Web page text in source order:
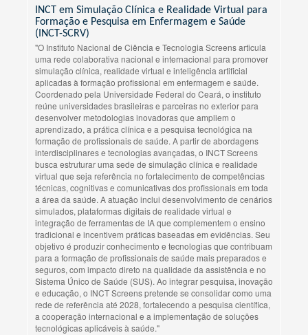
INCT em Simulação Clínica e Realidade Virtual para
Formação e Pesquisa em Enfermagem e Saúde
(INCT-SCRV)
"O Instituto Nacional de Ciência e Tecnologia Screens articula
uma rede colaborativa nacional e internacional para promover
simulação clínica, realidade virtual e inteligência artificial
aplicadas à formação profissional em enfermagem e saúde.
Coordenado pela Universidade Federal do Ceará, o instituto
reúne universidades brasileiras e parceiras no exterior para
desenvolver metodologias inovadoras que ampliem o
aprendizado, a prática clínica e a pesquisa tecnológica na
formação de profissionais de saúde. A partir de abordagens
interdisciplinares e tecnologias avançadas, o INCT Screens
busca estruturar uma sede de simulação clínica e realidade
virtual que seja referência no fortalecimento de competências
técnicas, cognitivas e comunicativas dos profissionais em toda
a área da saúde. A atuação inclui desenvolvimento de cenários
simulados, plataformas digitais de realidade virtual e
integração de ferramentas de IA que complementem o ensino
tradicional e incentivem práticas baseadas em evidências. Seu
objetivo é produzir conhecimento e tecnologias que contribuam
para a formação de profissionais de saúde mais preparados e
seguros, com impacto direto na qualidade da assistência e no
Sistema Único de Saúde (SUS). Ao integrar pesquisa, inovação
e educação, o INCT Screens pretende se consolidar como uma
rede de referência até 2028, fortalecendo a pesquisa científica,
a cooperação internacional e a implementação de soluções
tecnológicas aplicáveis à saúde."